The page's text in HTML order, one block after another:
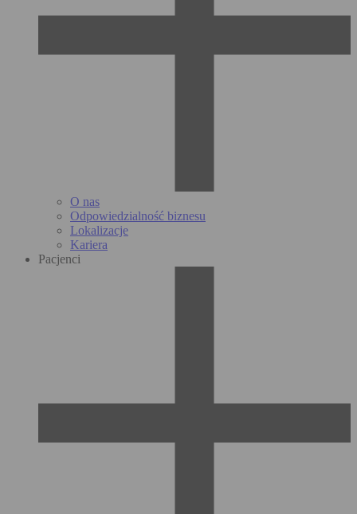
O nas
Odpowiedzialność biznesu
Lokalizacje
Kariera
Pacjenci